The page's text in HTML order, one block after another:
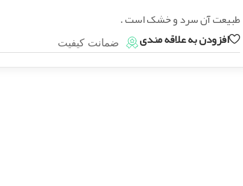
طبیعت آن سرد و خشک است .
افزودن به علاقه مندی
ضمانت کیفیت